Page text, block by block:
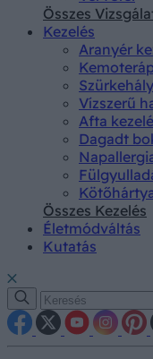
Összes
Kezelés
Aranyér
Vízszerű
Afta
Dagadt
Összes Kezelés
Életmódváltás
Kutatás